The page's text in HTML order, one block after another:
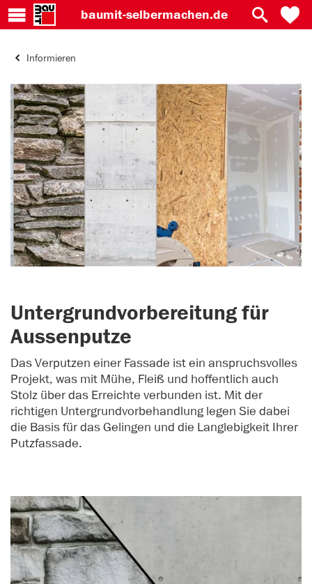
baumit-selbermachen.de
Informieren
Untergrundvorbereitung für
Aussenputze
Das Verputzen einer Fassade ist ein anspruchsvolles
Projekt, was mit Mühe, Fleiß und hoffentlich auch
Stolz über das Erreichte verbunden ist. Mit der
richtigen Untergrundvorbehandlung legen Sie dabei
die Basis für das Gelingen und die Langlebigkeit Ihrer
Putzfassade.